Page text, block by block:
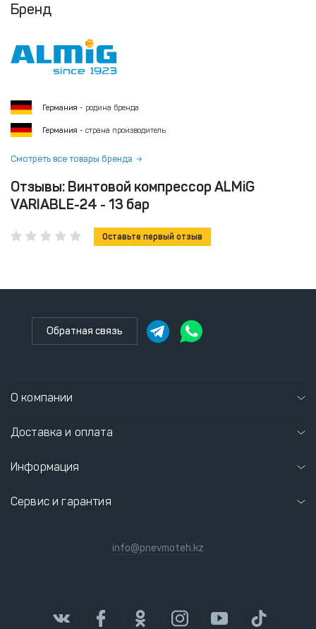
Бренд
Германия - родина бренда
Германия - страна производитель
Смотреть все товары бренда
Отзывы: Винтовой компрессор ALMiG
VARIABLE-24 - 13 бар
Оставьте первый отзыв
Обратная связь
О компании
Доставка и оплата
Информация
Сервис и гарантия
info@pnevmoteh.kz